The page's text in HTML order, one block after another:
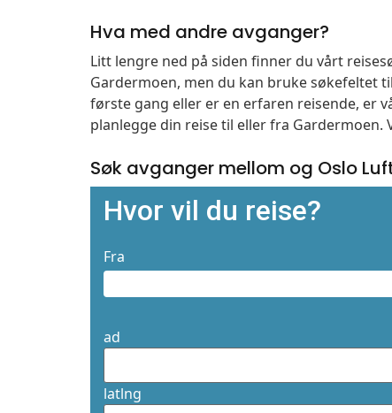
Hva med andre avganger?
Litt lengre ned på siden finner du vårt
Gardermoen, men du kan bruke søkefeltet
første gang eller er en erfaren reisende, er
planlegge din reise til eller fra
Søk avganger mellom og Oslo
Hvor vil du reise?
Fra
ad
latlng